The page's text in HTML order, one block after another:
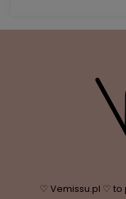
♡ Vemissu.pl ♡ to